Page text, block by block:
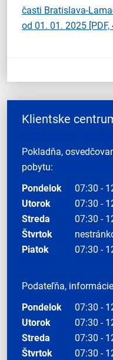
časti Bratislava-
od 01. 01. 2025
Klientske
Pokladňa,
pobytu:
Pondelok
07:30 -
Utorok
07:30 -
Streda
07:30 -
Štvrtok
Piatok
07:30 -
Podateľňa,
Pondelok
07:30 -
Utorok
07:30 -
Streda
07:30 -
Štvrtok
07:30 -